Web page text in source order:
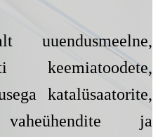
keemiatoodete,
katalüsaatorite,
vaheühendite ja